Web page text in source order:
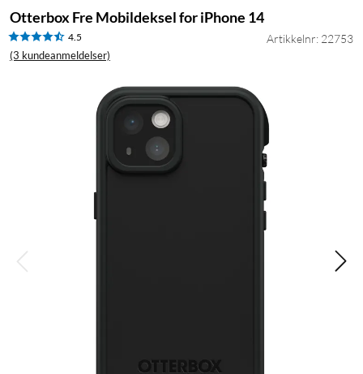
Otterbox Fre Mobildeksel for iPhone 14
4.5
(3 kundeanmeldelser)
Artikkelnr: 22753